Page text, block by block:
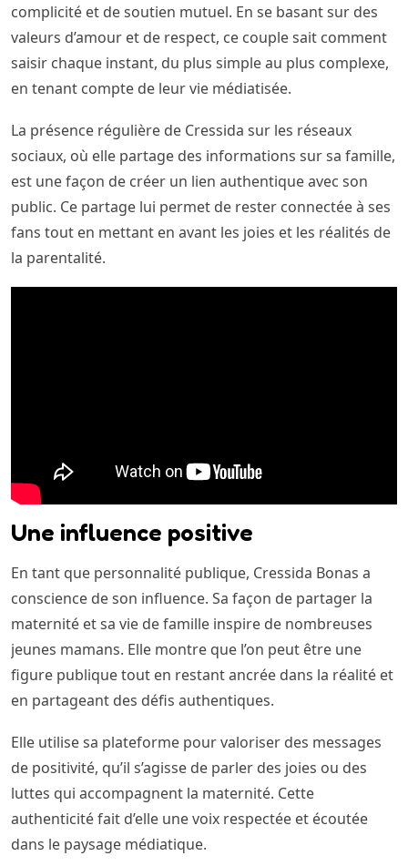
complicité et de soutien mutuel. En se basant sur des
valeurs d’amour et de respect, ce couple sait comment
saisir chaque instant, du plus simple au plus complexe,
en tenant compte de leur vie médiatisée.
La présence régulière de Cressida sur les réseaux
sociaux, où elle partage des informations sur sa famille,
est une façon de créer un lien authentique avec son
public. Ce partage lui permet de rester connectée à ses
fans tout en mettant en avant les joies et les réalités de
la parentalité.
Une influence positive
En tant que personnalité publique, Cressida Bonas a
conscience de son influence. Sa façon de partager la
maternité et sa vie de famille inspire de nombreuses
jeunes mamans. Elle montre que l’on peut être une
figure publique tout en restant ancrée dans la réalité et
en partageant des défis authentiques.
Elle utilise sa plateforme pour valoriser des messages
de positivité, qu’il s’agisse de parler des joies ou des
luttes qui accompagnent la maternité. Cette
authenticité fait d’elle une voix respectée et écoutée
dans le paysage médiatique.